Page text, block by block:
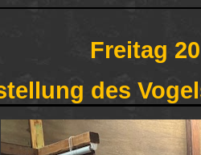
Freitag
des